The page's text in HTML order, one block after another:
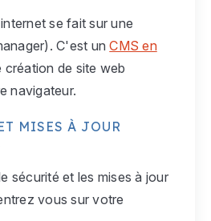
se fait sur une
C'est unCMS en
création de site web
navigateur.
MISES À JOUR
sécurité et les mises à jour
vous sur votre